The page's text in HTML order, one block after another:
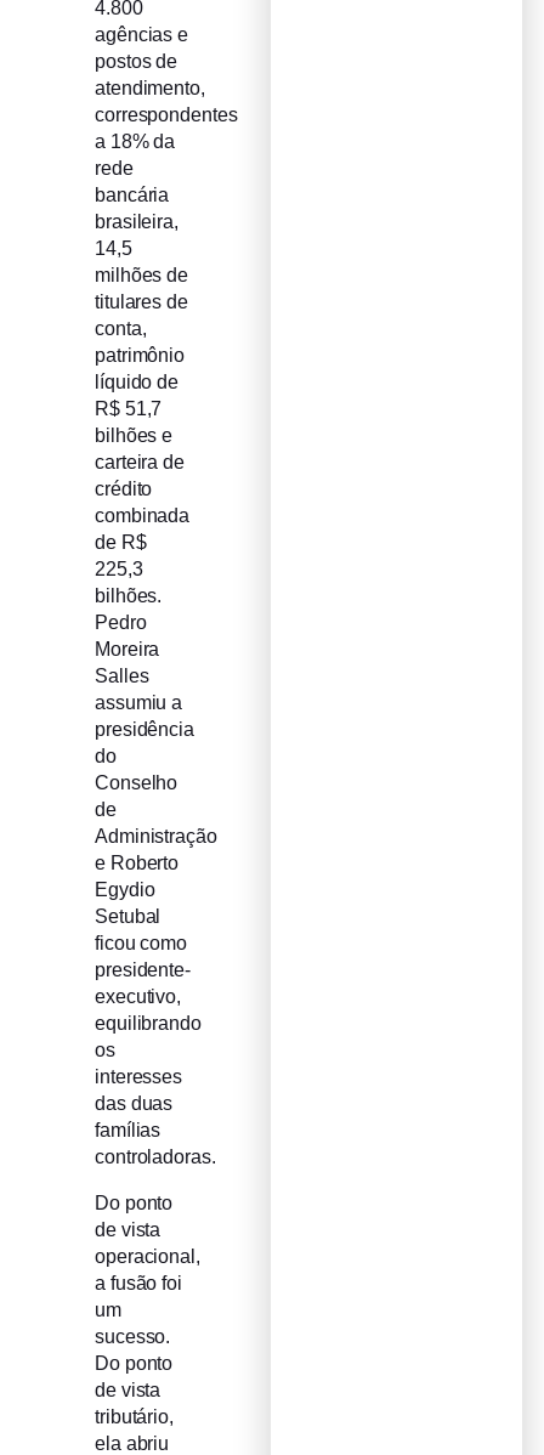
4.800
agências e
postos de
atendimento,
correspondentes
a 18% da
rede
bancária
brasileira,
14,5
milhões de
titulares de
conta,
patrimônio
líquido de
R$ 51,7
bilhões e
carteira de
crédito
combinada
de R$
225,3
bilhões.
Pedro
Moreira
Salles
assumiu a
presidência
do
Conselho
de
Administração
e Roberto
Egydio
Setubal
ficou como
presidente-
executivo,
equilibrando
os
interesses
das duas
famílias
controladoras.
Do ponto
de vista
operacional,
a fusão foi
um
sucesso.
Do ponto
de vista
tributário,
ela abriu